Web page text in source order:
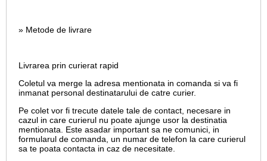
» Metode de livrare
Livrarea prin curierat rapid
Coletul va merge la adresa mentionata in comanda si va fi
inmanat personal destinatarului de catre curier.
Pe colet vor fi trecute datele tale de contact, necesare in
cazul in care curierul nu poate ajunge usor la destinatia
mentionata. Este asadar important sa ne comunici, in
formularul de comanda, un numar de telefon la care curierul
sa te poata contacta in caz de necesitate.